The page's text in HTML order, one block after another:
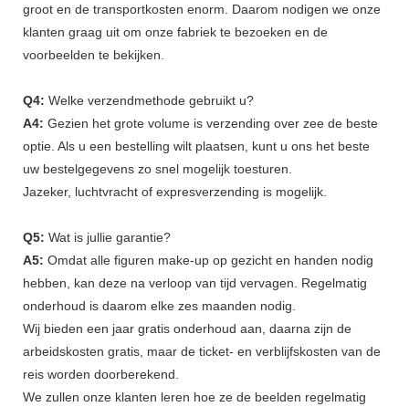
groot en de transportkosten enorm. Daarom nodigen we onze
klanten graag uit om onze fabriek te bezoeken en de
voorbeelden te bekijken.
Q4: Welke verzendmethode gebruikt u?
A4: Gezien het grote volume is verzending over zee de beste
optie. Als u een bestelling wilt plaatsen, kunt u ons het beste
uw bestelgegevens zo snel mogelijk toesturen.
Jazeker, luchtvracht of expresverzending is mogelijk.
Q5: Wat is jullie garantie?
A5: Omdat alle figuren make-up op gezicht en handen nodig
hebben, kan deze na verloop van tijd vervagen. Regelmatig
onderhoud is daarom elke zes maanden nodig.
Wij bieden een jaar gratis onderhoud aan, daarna zijn de
arbeidskosten gratis, maar de ticket- en verblijfskosten van de
reis worden doorberekend.
We zullen onze klanten leren hoe ze de beelden regelmatig